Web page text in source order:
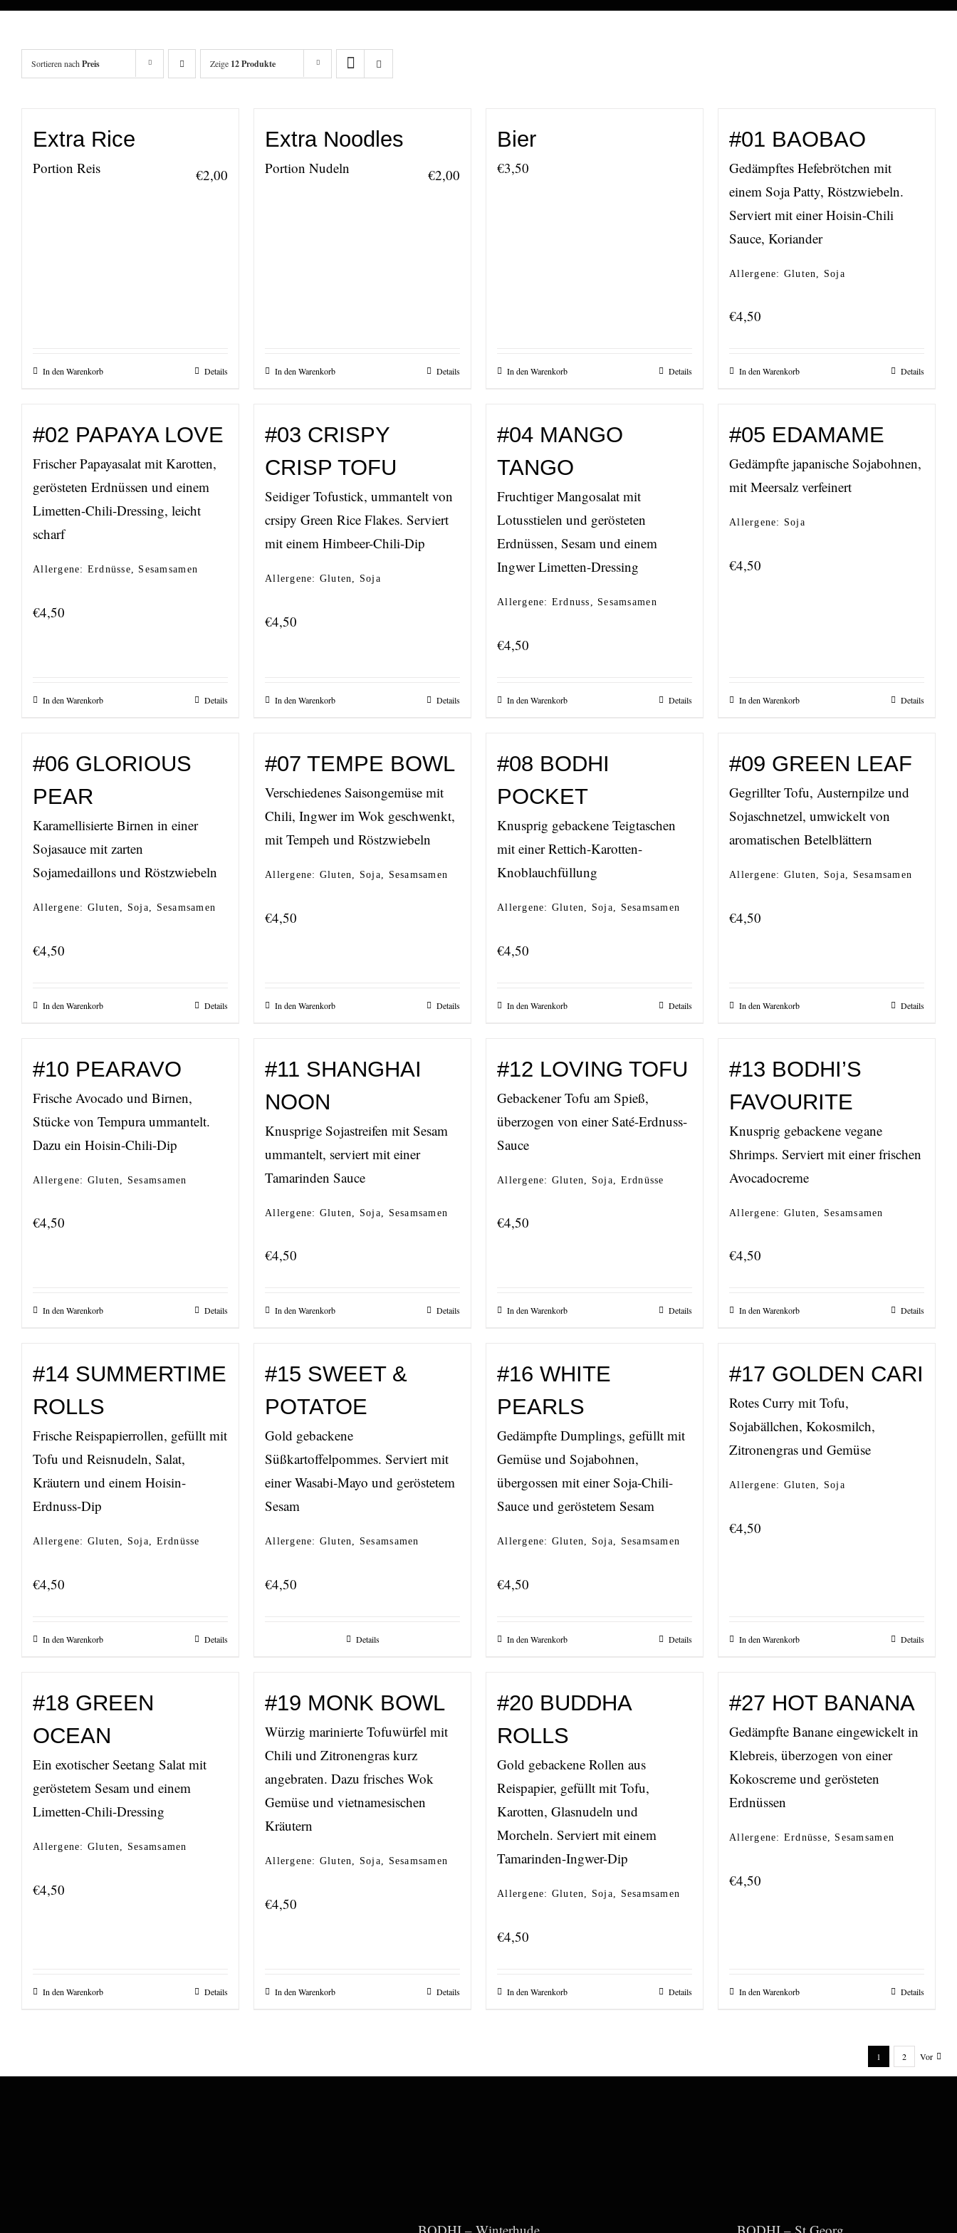
Sortieren nach Preis Zeige 12 Produkte
Extra Rice
Portion Reis €2,00
In den Warenkorb Details
Extra Noodles
Portion Nudeln €2,00
In den Warenkorb Details
Bier
€3,50
In den Warenkorb Details
#01 BAOBAO
Gedämpftes Hefebrötchen mit
einem Soja Patty, Röstzwiebeln.
Serviert mit einer Hoisin-Chili
Sauce, Koriander
Allergene: Gluten, Soja
€4,50
In den Warenkorb Details
#02 PAPAYA LOVE
Frischer Papayasalat mit Karotten,
gerösteten Erdnüssen und einem
Limetten-Chili-Dressing, leicht
scharf
Allergene: Erdnüsse, Sesamsamen
€4,50
In den Warenkorb Details
#03 CRISPY
CRISP TOFU
Seidiger Tofustick, ummantelt von
crsipy Green Rice Flakes. Serviert
mit einem Himbeer-Chili-Dip
Allergene: Gluten, Soja
€4,50
In den Warenkorb Details
#04 MANGO
TANGO
Fruchtiger Mangosalat mit
Lotusstielen und gerösteten
Erdnüssen, Sesam und einem
Ingwer Limetten-Dressing
Allergene: Erdnuss, Sesamsamen
€4,50
In den Warenkorb Details
#05 EDAMAME
Gedämpfte japanische Sojabohnen,
mit Meersalz verfeinert
Allergene: Soja
€4,50
In den Warenkorb Details
#06 GLORIOUS
PEAR
Karamellisierte Birnen in einer
Sojasauce mit zarten
Sojamedaillons und Röstzwiebeln
Allergene: Gluten, Soja, Sesamsamen
€4,50
In den Warenkorb Details
#07 TEMPE BOWL
Verschiedenes Saisongemüse mit
Chili, Ingwer im Wok geschwenkt,
mit Tempeh und Röstzwiebeln
Allergene: Gluten, Soja, Sesamsamen
€4,50
In den Warenkorb Details
#08 BODHI
POCKET
Knusprig gebackene Teigtaschen
mit einer Rettich-Karotten-
Knoblauchfüllung
Allergene: Gluten, Soja, Sesamsamen
€4,50
In den Warenkorb Details
#09 GREEN LEAF
Gegrillter Tofu, Austernpilze und
Sojaschnetzel, umwickelt von
aromatischen Betelblättern
Allergene: Gluten, Soja, Sesamsamen
€4,50
In den Warenkorb Details
#10 PEARAVO
Frische Avocado und Birnen,
Stücke von Tempura ummantelt.
Dazu ein Hoisin-Chili-Dip
Allergene: Gluten, Sesamsamen
€4,50
In den Warenkorb Details
#11 SHANGHAI
NOON
Knusprige Sojastreifen mit Sesam
ummantelt, serviert mit einer
Tamarinden Sauce
Allergene: Gluten, Soja, Sesamsamen
€4,50
In den Warenkorb Details
#12 LOVING TOFU
Gebackener Tofu am Spieß,
überzogen von einer Saté-Erdnuss-
Sauce
Allergene: Gluten, Soja, Erdnüsse
€4,50
In den Warenkorb Details
#13 BODHI’S
FAVOURITE
Knusprig gebackene vegane
Shrimps. Serviert mit einer frischen
Avocadocreme
Allergene: Gluten, Sesamsamen
€4,50
In den Warenkorb Details
#14 SUMMERTIME
ROLLS
Frische Reispapierrollen, gefüllt mit
Tofu und Reisnudeln, Salat,
Kräutern und einem Hoisin-
Erdnuss-Dip
Allergene: Gluten, Soja, Erdnüsse
€4,50
In den Warenkorb Details
#15 SWEET &
POTATOE
Gold gebackene
Süßkartoffelpommes. Serviert mit
einer Wasabi-Mayo und geröstetem
Sesam
Allergene: Gluten, Sesamsamen
€4,50
Details
#16 WHITE
PEARLS
Gedämpfte Dumplings, gefüllt mit
Gemüse und Sojabohnen,
übergossen mit einer Soja-Chili-
Sauce und geröstetem Sesam
Allergene: Gluten, Soja, Sesamsamen
€4,50
In den Warenkorb Details
#17 GOLDEN CARI
Rotes Curry mit Tofu,
Sojabällchen, Kokosmilch,
Zitronengras und Gemüse
Allergene: Gluten, Soja
€4,50
In den Warenkorb Details
#18 GREEN
OCEAN
Ein exotischer Seetang Salat mit
geröstetem Sesam und einem
Limetten-Chili-Dressing
Allergene: Gluten, Sesamsamen
€4,50
In den Warenkorb Details
#19 MONK BOWL
Würzig marinierte Tofuwürfel mit
Chili und Zitronengras kurz
angebraten. Dazu frisches Wok
Gemüse und vietnamesischen
Kräutern
Allergene: Gluten, Soja, Sesamsamen
€4,50
In den Warenkorb Details
#20 BUDDHA
ROLLS
Gold gebackene Rollen aus
Reispapier, gefüllt mit Tofu,
Karotten, Glasnudeln und
Morcheln. Serviert mit einem
Tamarinden-Ingwer-Dip
Allergene: Gluten, Soja, Sesamsamen
€4,50
In den Warenkorb Details
#27 HOT BANANA
Gedämpfte Banane eingewickelt in
Klebreis, überzogen von einer
Kokoscreme und gerösteten
Erdnüssen
Allergene: Erdnüsse, Sesamsamen
€4,50
In den Warenkorb Details
1 2 Vor